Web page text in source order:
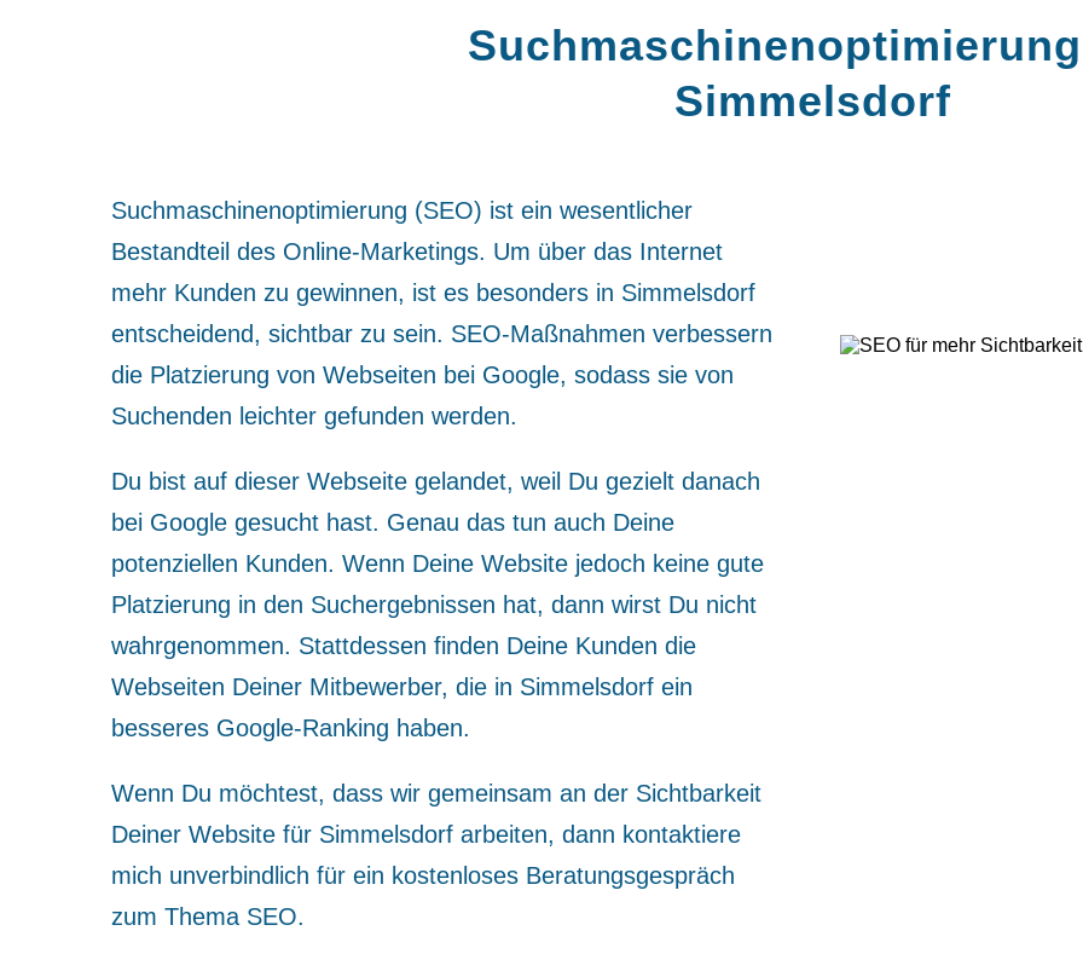
Simmelsdorf
Suchmaschinenoptimierung (SEO) ist ein wesentlicher
Bestandteil des Online-Marketings. Um über das Internet
mehr Kunden zu gewinnen, ist es besonders in Simmelsdorf
entscheidend, sichtbar zu sein. SEO-Maßnahmen verbessern
die Platzierung von Webseiten bei Google, sodass sie von
Suchenden leichter gefunden werden.
Du bist auf dieser Webseite gelandet, weil Du gezielt danach
bei Google gesucht hast. Genau das tun auch Deine
potenziellen Kunden. Wenn Deine Website jedoch keine gute
Platzierung in den Suchergebnissen hat, dann wirst Du nicht
wahrgenommen. Stattdessen finden Deine Kunden die
Webseiten Deiner Mitbewerber, die in Simmelsdorf ein
besseres Google-Ranking haben.
Wenn Du möchtest, dass wir gemeinsam an der Sichtbarkeit
Deiner Website für Simmelsdorf arbeiten, dann kontaktiere
mich unverbindlich für ein kostenloses Beratungsgespräch
zum Thema SEO.